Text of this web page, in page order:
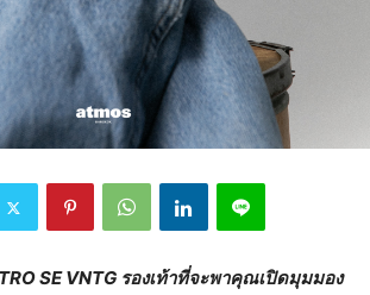
SE VNTG รองเท้าที่จะพาคุณเปิดมุมมอง